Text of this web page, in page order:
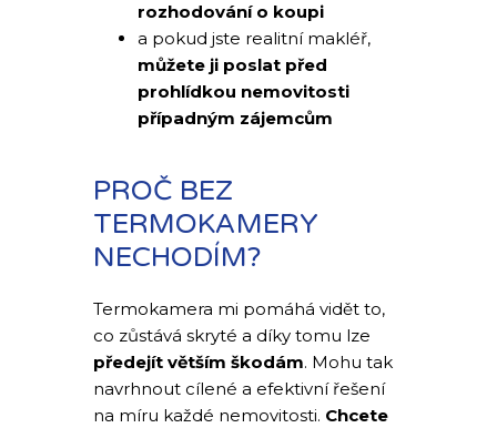
rozhodování o koupi
a pokud jste realitní makléř,
můžete ji poslat před
prohlídkou nemovitosti
případným zájemcům
PROČ BEZ
TERMOKAMERY
NECHODÍM?
Termokamera mi pomáhá vidět to,
co zůstává skryté a díky tomu lze
předejít větším škodám. Mohu tak
navrhnout cílené a efektivní řešení
na míru každé nemovitosti. Chcete